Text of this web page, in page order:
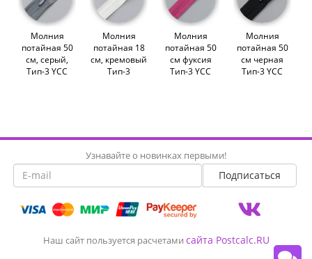
Молния
потайная 50
см, серый,
Тип-3 YCC
Молния
потайная 18
см, кремовый
Тип-3
Молния
потайная 50
см фуксия
Тип-3 YCC
Молния
потайная 50
см черная
Тип-3 YCC
Узнавайте о новинках первыми!
Наш сайт пользуется расчетами сайта Postcalc.RU